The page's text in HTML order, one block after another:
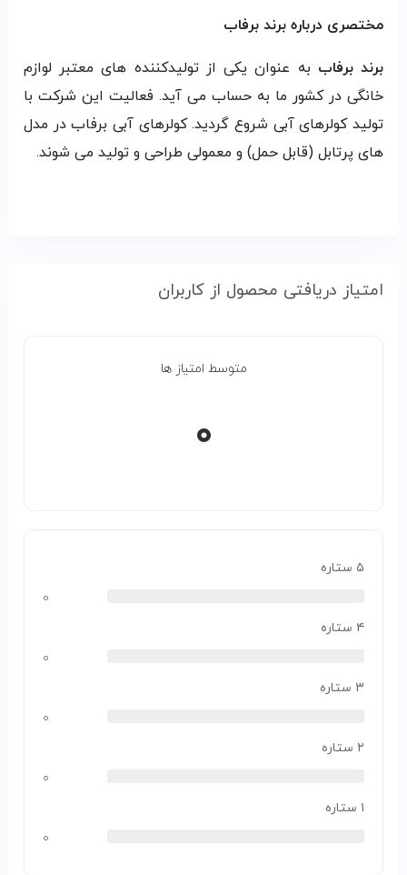
مختصری درباره برند برفاب
برند برفاب به عنوان یکی از تولیدکننده های معتبر لوازم
خانگی در کشور ما به حساب می آید. فعالیت این شرکت با
تولید کولرهای آبی شروع گردید. کولرهای آبی برفاب در مدل
های پرتابل (قابل حمل) و معمولی طراحی و تولید می شوند.
امتیاز دریافتی محصول از کاربران
متوسط امتیاز ها
۰
۵ ستاره
۰
۴ ستاره
۰
۳ ستاره
۰
۲ ستاره
۰
۱ ستاره
۰